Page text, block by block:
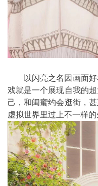
以闪亮之名因画面
戏就是一个展现自我的
己，和闺蜜约会逛街，
虚拟世界里过上不一样的